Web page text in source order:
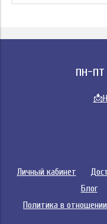
пн-
📩
Личный кабинет
Блог
Политика в